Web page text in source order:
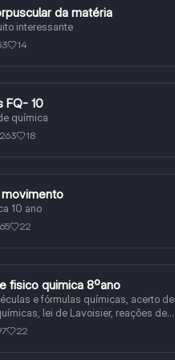
da matéria
interessante
14
FQ- 10
química
18
10 ano
22
fisico quimica 8ºano
e fórmulas químicas, acerto de
lei de Lavoisier, reações de
ácidos e bases,
22